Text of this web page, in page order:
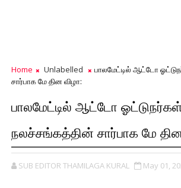
Home Unlabelled
பாலமேட்டில் ஆட்டோ
சார்பாக மே தின விழா:
பாலமேட்டில் ஆட்டோ
நலச்சங்கத்தின் சார்பாக மே
SUB EDITOR THAMILAGA KURAL May 01,